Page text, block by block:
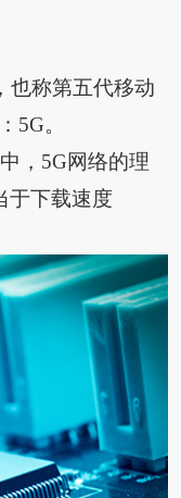
也称第五代移动
5G。
，5G网络的理
于下载速度